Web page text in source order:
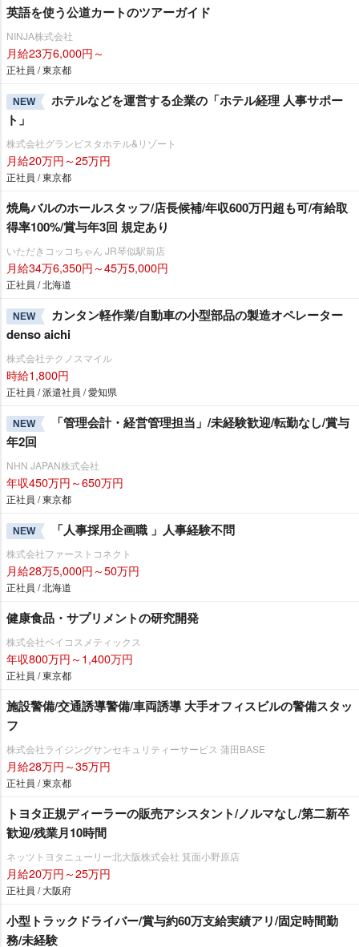
英語を使う公道カートのツアーガイド
NINJA株式会社
月給23万6,000円～
正社員 / 東京都
NEW
ホテルなどを運営する企業の「ホテル経理 人事サポー
ト」
株式会社グランビスタホテル&リゾート
月給20万円～25万円
正社員 / 東京都
焼鳥バルのホールスタッフ/店長候補/年収600万円超も可/有給取
得率100%/賞与年3回 規定あり
いただきコッコちゃん JR琴似駅前店
月給34万6,350円～45万5,000円
正社員 / 北海道
NEW
カンタン軽作業/自動車の小型部品の製造オペレーター
denso aichi
株式会社テクノスマイル
時給1,800円
正社員 / 派遣社員 / 愛知県
NEW
「管理会計・経営管理担当」/未経験歓迎/転勤なし/賞与
年2回
NHN JAPAN株式会社
年収450万円～650万円
正社員 / 東京都
NEW 「人事採用企画職 」人事経験不問
株式会社ファーストコネクト
月給28万5,000円～50万円
正社員 / 北海道
健康食品・サプリメントの研究開発
株式会社ベイコスメティックス
年収800万円～1,400万円
正社員 / 東京都
施設警備/交通誘導警備/車両誘導 大手オフィスビルの警備スタッ
フ
株式会社ライジングサンセキュリティーサービス 蒲田BASE
月給28万円～35万円
正社員 / 東京都
トヨタ正規ディーラーの販売アシスタント/ノルマなし/第二新卒
歓迎/残業月10時間
ネッツトヨタニューリー北大阪株式会社 箕面小野原店
月給20万円～25万円
正社員 / 大阪府
小型トラックドライバー/賞与約60万支給実績アリ/固定時間勤
務/未経験